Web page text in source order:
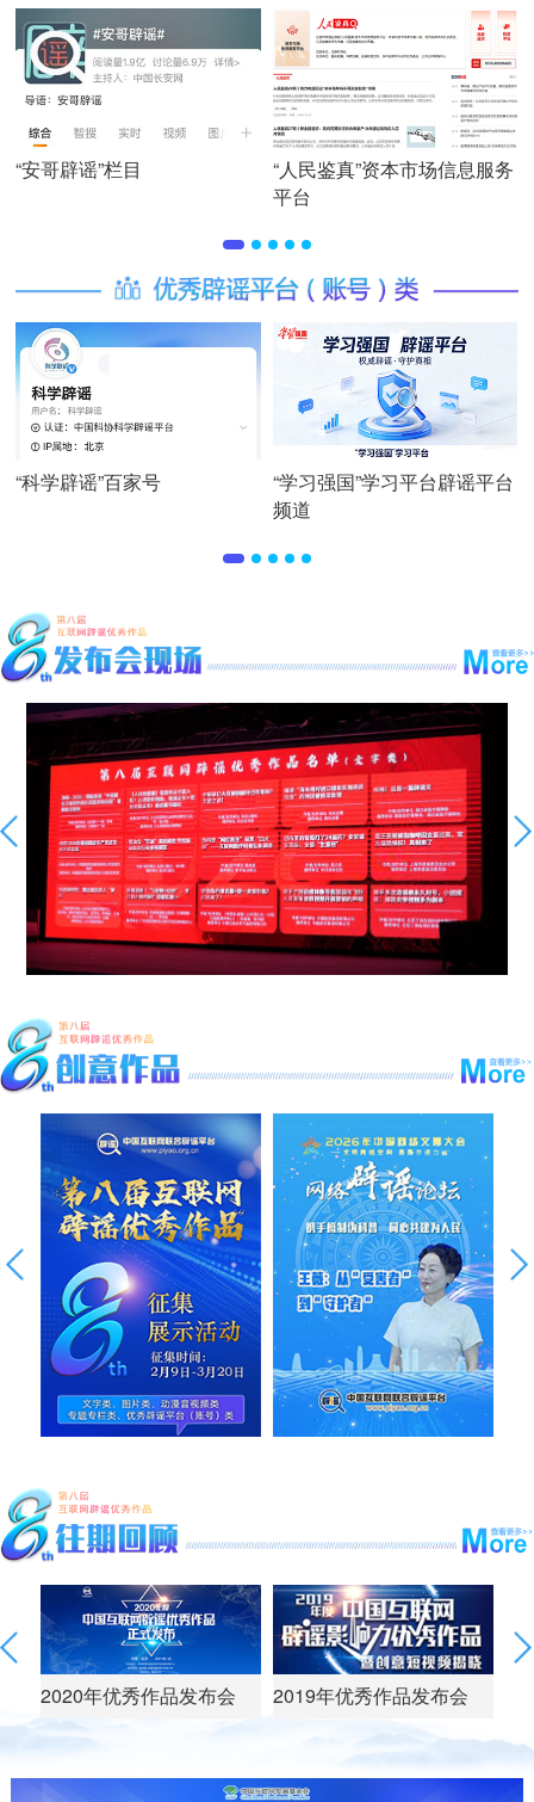
“安哥辟谣”栏目
“人民鉴真”资本市场信息服务
平台
“科学辟谣”百家号
“学习强国”学习平台辟谣平台
频道
2020年优秀作品发布会 2019年优秀作品发布会